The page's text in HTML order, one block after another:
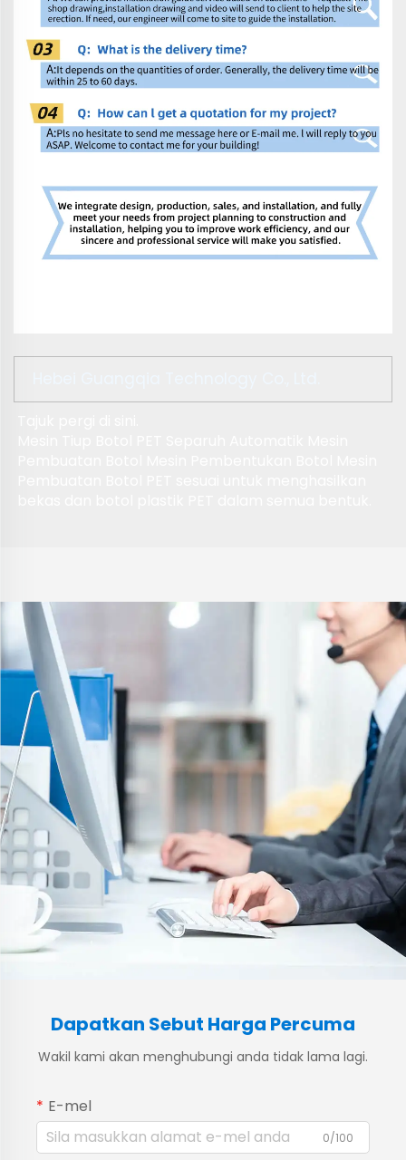
Dapatkan Sebut Harga Percuma
Wakil kami akan menghubungi anda tidak lama lagi.
E-mel
0/100